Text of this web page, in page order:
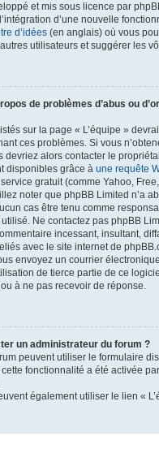
et mis sous licence par
d’une nouvelle
d’idées (en anglais) où vous
utilisateurs et suggérer les
de problèmes d’abus ou
sur la page « L’équipe »
ces problèmes. Si vous
devriez alors contacter le
disponibles grâce à une requête
gratuit (comme Yahoo,
noter que phpBB Limited n’a
cas être tenu comme
Ne contactez pas phpBB
incessant, insultant,
avec le site internet de
envoyez un courrier
de tierce partie de ce
à ne pas recevoir de réponse.
un administrateur du forum ?
peuvent utiliser le formulaire
fonctionnalité a été activée
également utiliser le lien «